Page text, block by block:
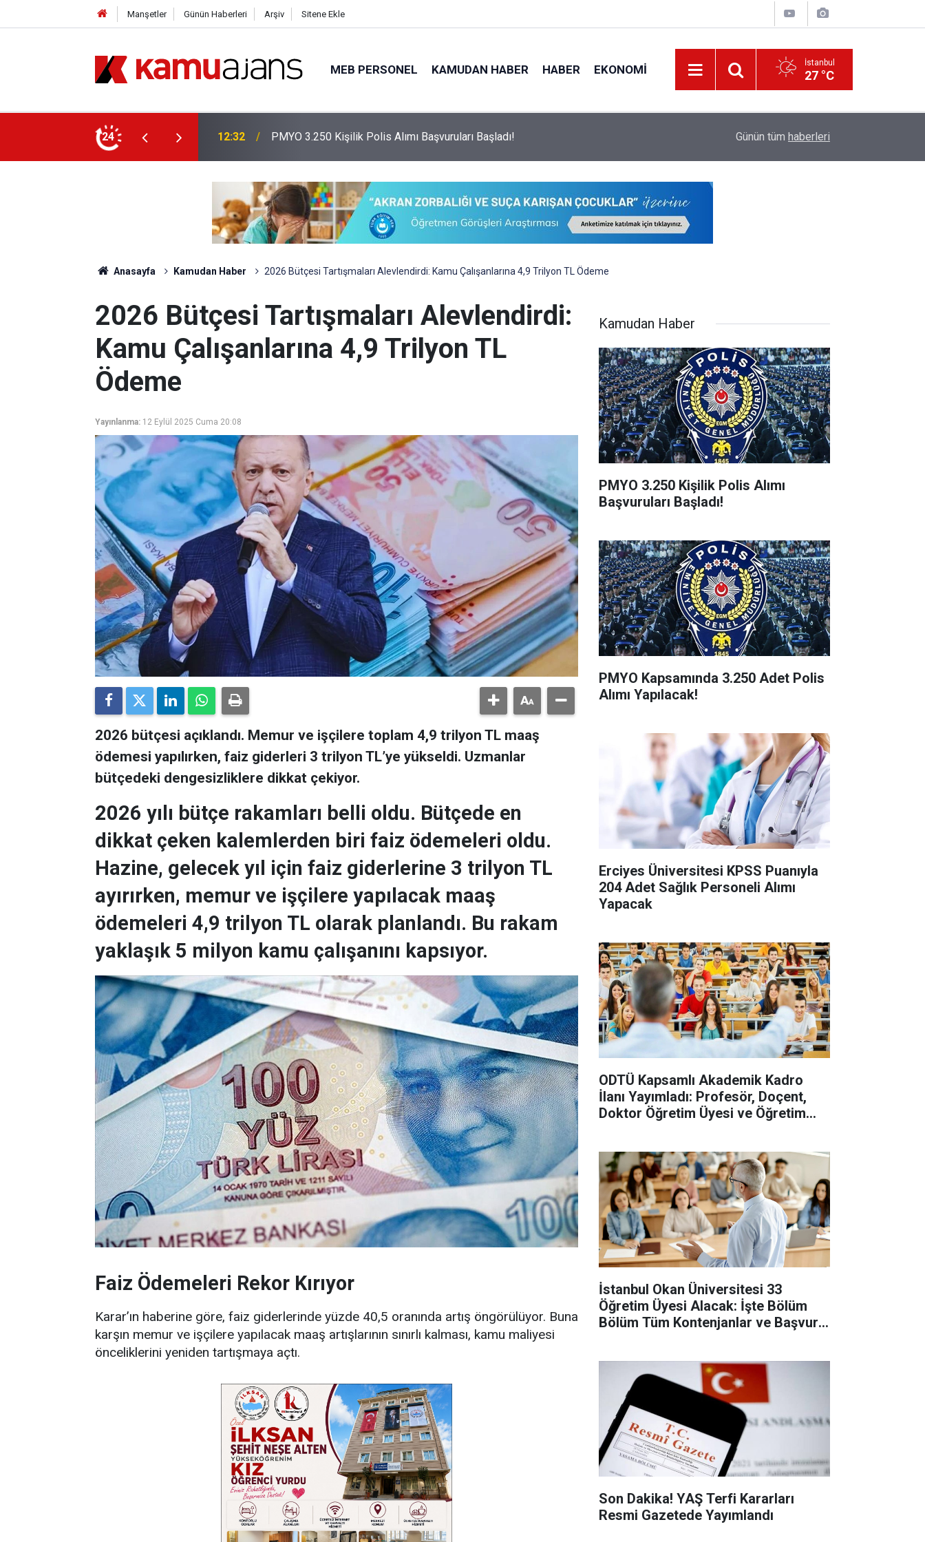
Manşetler Günün Haberleri Arşiv Sitene Ekle
MEB PERSONEL KAMUDAN HABER HABER EKONOMI İstanbul
27 °C
24 01:14 PMYO Kapsamında 3.250 Adet Polis Alımı Yapılacak! Erciyes Üniversitesi KPSS Puanıyla 204 Adet
Günün tüm haberleri
Anasayfa Kamudan Haber 2026 Bütçesi Tartışmaları Alevlendirdi: Kamu Çalışanlarına 4,9 Trilyon TL Ödeme
2026 Bütçesi Tartışmaları Alevlendirdi:
Kamu Çalışanlarına 4,9 Trilyon TL
Ödeme
Yayınlanma: 12 Eylül 2025 Cuma 20:08
2026 bütçesi açıklandı. Memur ve işçilere toplam 4,9 trilyon TL maaş
ödemesi yapılırken, faiz giderleri 3 trilyon TL’ye yükseldi. Uzmanlar
bütçedeki dengesizliklere dikkat çekiyor.
2026 yılı bütçe rakamları belli oldu. Bütçede en
dikkat çeken kalemlerden biri faiz ödemeleri oldu.
Hazine, gelecek yıl için faiz giderlerine 3 trilyon TL
ayırırken, memur ve işçilere yapılacak maaş
ödemeleri 4,9 trilyon TL olarak planlandı. Bu rakam
yaklaşık 5 milyon kamu çalışanını kapsıyor.
Faiz Ödemeleri Rekor Kırıyor
Karar’ın haberine göre, faiz giderlerinde yüzde 40,5 oranında artış öngörülüyor. Buna
karşın memur ve işçilere yapılacak maaş artışlarının sınırlı kalması, kamu maliyesi
önceliklerini yeniden tartışmaya açtı.
Kamudan Haber
PMYO 3.250 Kişilik Polis Alımı
Başvuruları Başladı!
PMYO Kapsamında 3.250 Adet Polis
Alımı Yapılacak!
Erciyes Üniversitesi KPSS Puanıyla
204 Adet Sağlık Personeli Alımı
Yapacak
ODTÜ Kapsamlı Akademik Kadro
İlanı Yayımladı: Profesör, Doçent,
Doktor Öğretim Üyesi ve Öğretim
İstanbul Okan Üniversitesi 33
Öğretim Üyesi Alacak: İşte Bölüm
Bölüm Tüm Kontenjanlar ve Başvuru
Son Dakika! YAŞ Terfi Kararları
Resmi Gazetede Yayımlandı